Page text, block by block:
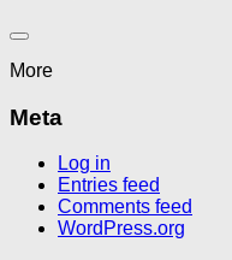
More
Meta
Log in
Entries feed
Comments feed
WordPress.org